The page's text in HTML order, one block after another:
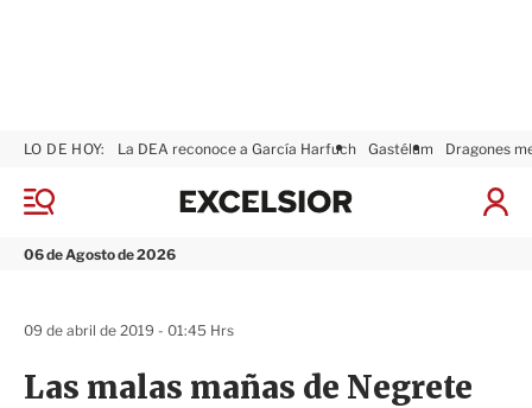
M
n
06 de Agosto de 2026
LO DE HOY: La DEA reconoce a García Harfuch Gastélum Dragones
I
x
Las malas mañas de Negrete
09 de abril de 2019 - 01:45 Hrs